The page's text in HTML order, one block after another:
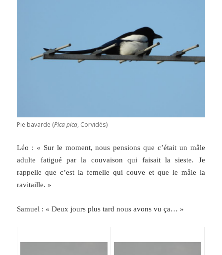
Pie bavarde (Pica pica, Corvidés)
Léo : « Sur le moment, nous pensions que c’était un mâle
adulte fatigué par la couvaison qui faisait la sieste. Je
rappelle que c’est la femelle qui couve et que le mâle la
ravitaille. »
Samuel : « Deux jours plus tard nous avons vu ça… »